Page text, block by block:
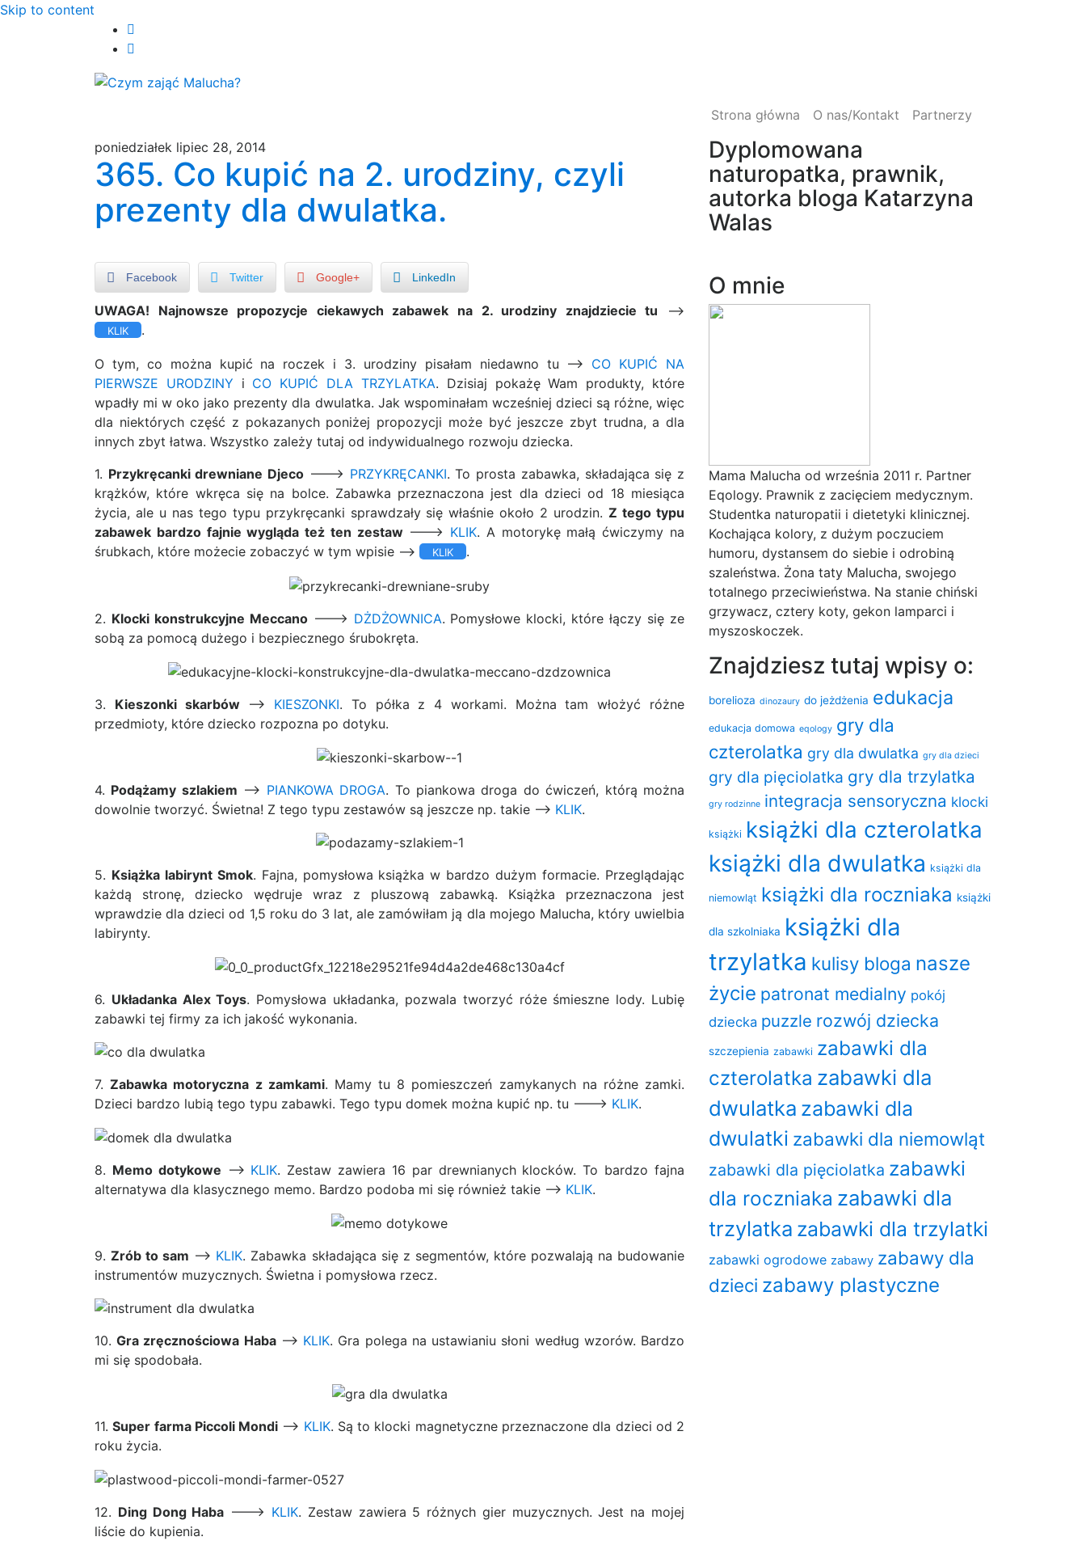
Skip to content
Strona główna O nas/Kontakt
Partnerzy
poniedziałek lipiec 28, 2014
365. Co kupić na 2. urodziny, czyli
prezenty dla dwulatka.
Facebook Twitter Google+ LinkedIn
UWAGA! Najnowsze propozycje ciekawych zabawek na 2. urodziny znajdziecie tu —->
KLIK .
O tym, co można kupić na roczek i 3. urodziny pisałam niedawno tu —–> CO KUPIĆ NA
PIERWSZE URODZINY i CO KUPIĆ DLA TRZYLATKA. Dzisiaj pokażę Wam produkty, które
wpadły mi w oko jako prezenty dla dwulatka. Jak wspominałam wcześniej dzieci są różne, więc
dla niektórych część z pokazanych poniżej propozycji może być jeszcze zbyt trudna, a dla
innych zbyt łatwa. Wszystko zależy tutaj od indywidualnego rozwoju dziecka.
1. Przykręcanki drewniane Djeco ——-> PRZYKRĘCANKI. To prosta zabawka, składająca się z
krążków, które wkręca się na bolce. Zabawka przeznaczona jest dla dzieci od 18 miesiąca
życia, ale u nas tego typu przykręcanki sprawdzały się właśnie około 2 urodzin.Z tego typu
zabawek bardzo fajnie wygląda też ten zestaw——-> KLIK. A motorykę małą ćwiczymy na
śrubkach, które możecie zobaczyć w tym wpisie —–>
KLIK .
2. Klocki konstrukcyjne Meccano——-> DŻDŻOWNICA. Pomysłowe klocki, które łączy się ze
sobą za pomocą dużego i bezpiecznego śrubokręta.
3. Kieszonki skarbów—–> KIESZONKI. To półka z 4 workami. Można tam włożyć różne
przedmioty, które dziecko rozpozna po dotyku.
4. Podążamy szlakiem —–> PIANKOWA DROGA. To piankowa droga do ćwiczeń, którą można
dowolnie tworzyć. Świetna! Z tego typu zestawów są jeszcze np. takie ——> KLIK.
5. Książka labirynt Smok. Fajna, pomysłowa książka w bardzo dużym formacie. Przeglądając
każdą stronę, dziecko wędruje wraz z pluszową zabawką. Książka przeznaczona jest
wprawdzie dla dzieci od 1,5 roku do 3 lat, ale zamówiłam ją dla mojego Malucha, który uwielbia
labirynty.
6. Układanka Alex Toys. Pomysłowa układanka, pozwala tworzyć róże śmieszne lody. Lubię
zabawki tej firmy za ich jakość wykonania.
7.Zabawka motoryczna z zamkami. Mamy tu 8 pomieszczeń zamykanych na różne zamki.
Dzieci bardzo lubią tego typu zabawki. Tego typu domek można kupić np. tu ——-> KLIK.
8. Memo dotykowe —–> KLIK. Zestaw zawiera 16 par drewnianych klocków. To bardzo fajna
alternatywa dla klasycznego memo. Bardzo podoba mi się również takie ——> KLIK.
9.Zrób to sam —–> KLIK. Zabawka składająca się z segmentów, które pozwalają na budowanie
instrumentów muzycznych. Świetna i pomysłowa rzecz.
10.Gra zręcznościowa Haba—-> KLIK. Gra polega na ustawianiu słoni według wzorów. Bardzo
mi się spodobała.
11.Super farma Piccoli Mondi —–> KLIK. Są to klocki magnetyczne przeznaczone dla dzieci od 2
roku życia.
12. Ding Dong Haba ——-> KLIK. Zestaw zawiera 5 różnych gier muzycznych. Jest na mojej
liście do kupienia.
Dyplomowana
naturopatka, prawnik,
autorka bloga Katarzyna
Walas
O mnie
Mama Malucha od września 2011 r. Partner
Eqology. Prawnik z zacięciem medycznym.
Studentka naturopatii i dietetyki klinicznej.
Kochająca kolory, z dużym poczuciem
humoru, dystansem do siebie i odrobiną
szaleństwa. Żona taty Malucha, swojego
totalnego przeciwieństwa. Na stanie chiński
grzywacz, cztery koty, gekon lamparci i
myszoskoczek.
Znajdziesz tutaj wpisy o:
borelioza dinozaury do jeżdżenia edukacja
edukacja domowa eqology gry dla
czterolatka gry dla dwulatka gry dla dzieci
gry dla pięciolatka gry dla trzylatka
gry rodzinne integracja sensoryczna klocki
książki książki dla czterolatka
książki dla dwulatka książki dla
niemowląt książki dla roczniaka książki
dla szkolniaka książki dla
trzylatka kulisy bloga nasze
życie patronat medialny pokój
dziecka puzzle rozwój dziecka
szczepienia zabawki zabawki dla
czterolatka zabawki dla
dwulatka zabawki dla
dwulatki zabawki dla niemowląt
zabawki dla pięciolatka zabawki
dla roczniaka zabawki dla
trzylatka zabawki dla trzylatki
zabawki ogrodowe zabawy zabawy dla
dzieci zabawy plastyczne